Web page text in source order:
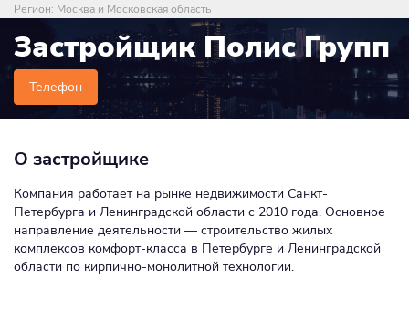
Регион: Москва и Московская область
Застройщик Полис Групп
Телефон
О застройщике
Компания работает на рынке недвижимости Санкт-
Петербурга и Ленинградской области с 2010 года. Основное
направление деятельности — строительство жилых
комплексов комфорт-класса в Петербурге и Ленинградской
области по кирпично-монолитной технологии.